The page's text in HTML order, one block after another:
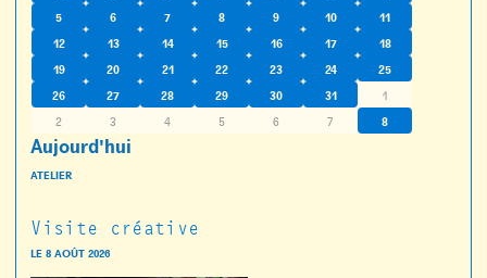
5
6 7 8 9 10
11
12
13 14 15 16 17
18
19
20 21 22 23 24
25
26
27 28 29 30 31
1
2
3 4 5 6 7 8
Aujourd'hui
ATELIER
Visite créative
LE8 AOÛT 2026